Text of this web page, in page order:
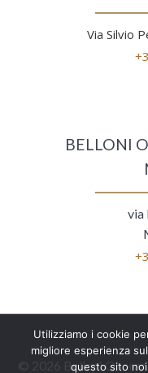
Via Silvio
BELLONI
via
© 2026 Belloni
Utilizziamo i cookie
migliore esperienza
questo sito noi